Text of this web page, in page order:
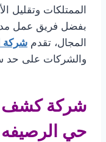
الممتلكات وتقليل
بفضل فريق عمل
المجال، تقدم شركة
والشركات على حد
شركة كشف
حي الرصيفه